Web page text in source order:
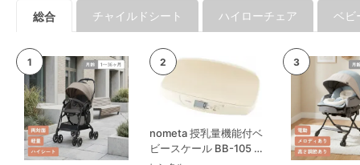
総合 チャイルドシート ハイローチェア ベビ
nometa 授乳量機能付ベ
ビースケール BB-105 タ